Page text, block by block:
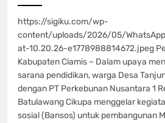
https://sigiku.com/wp-
content/uploads/2026/05/
at-10.20.26-e1778988814672.jpeg
Kabupaten Ciamis – Dalam upaya
sarana pendidikan, warga Desa
dengan PT Perkebunan Nusantara 1
Batulawang Cikupa menggelar
sosial (Bansos) untuk pembangunan